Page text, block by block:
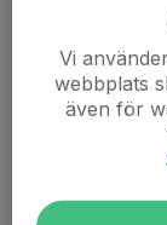
Vi
webbplats
även för